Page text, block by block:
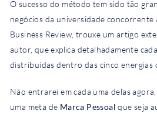
O sucesso do método tem sido tão
negócios da universidade concorrente
Business Review, trouxe um artigo
autor, que explica detalhadamente
distribuídas dentro das cinco energias
Não entrarei em cada uma delas
uma meta de Marca Pessoalque seja